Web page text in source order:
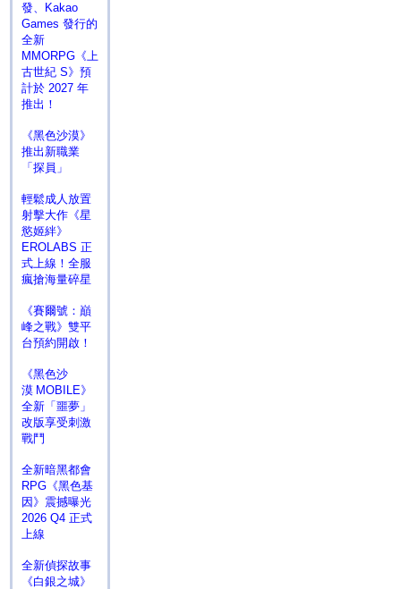
發、Kakao
Games 發行的
全新
MMORPG《上
古世紀 S》預
計於 2027 年
推出！
《黑色沙漠》
推出新職業
「探員」
輕鬆成人放置
射擊大作《星
慾姬絆》
EROLABS 正
式上線！全服
瘋搶海量碎星
《賽爾號：巔
峰之戰》雙平
台預約開啟！
《黑色沙
漠 MOBILE》
全新「噩夢」
改版享受刺激
戰鬥
全新暗黑都會
RPG《黑色基
因》震撼曝光
2026 Q4 正式
上線
全新偵探故事
《白銀之城》